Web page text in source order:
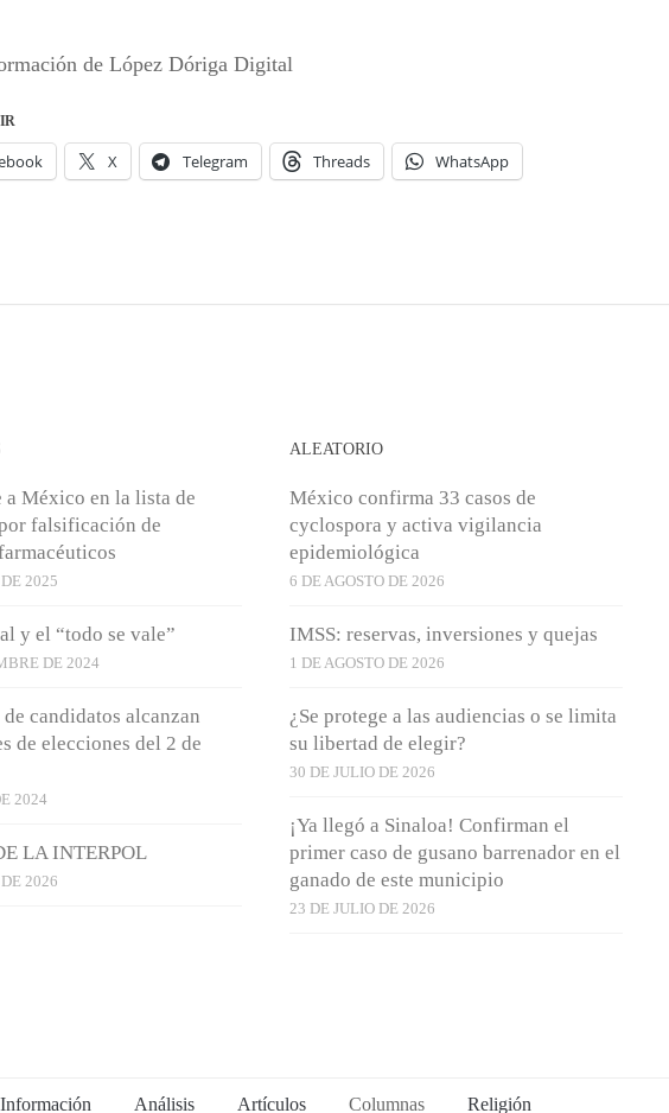
de López Dóriga Digital
X Telegram Threads WhatsApp
México en la lista de
falsificación de
2025
y el “todo se vale”
DE 2024
candidatos alcanzan
de elecciones del 2 de
2024
LA INTERPOL
2026
ALEATORIO
México confirma 33 casos de
cyclospora y activa vigilancia
epidemiológica
6 DE AGOSTO DE 2026
IMSS: reservas, inversiones y quejas
1 DE AGOSTO DE 2026
¿Se protege a las audiencias o se limita
su libertad de elegir?
30 DE JULIO DE 2026
¡Ya llegó a Sinaloa! Confirman el
primer caso de gusano barrenador en el
ganado de este municipio
23 DE JULIO DE 2026
Información Análisis Artículos Columnas Religión